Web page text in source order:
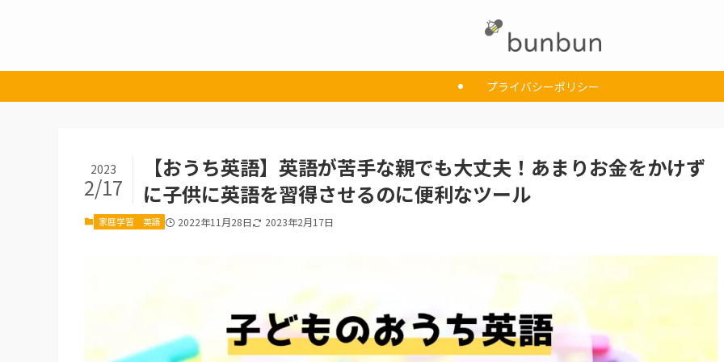
プライバシーポリシー
【おうち英語】英語が苦手な親でも大丈夫！あまりお金をかけず
に子供に英語を習得させるのに便利なツール
2023
2/17
家庭学習 英語 2022年11月28日 2023年2月17日